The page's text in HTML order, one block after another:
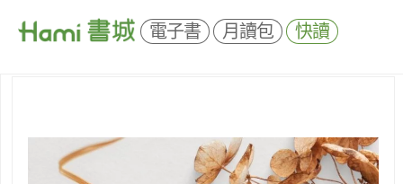
電子書 月讀包 快讀